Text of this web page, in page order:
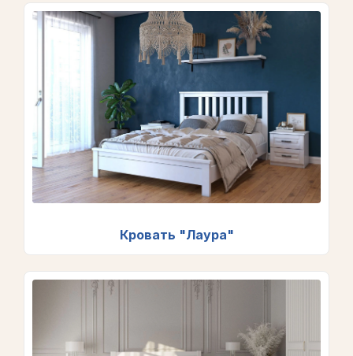
Кровать "Лаура"